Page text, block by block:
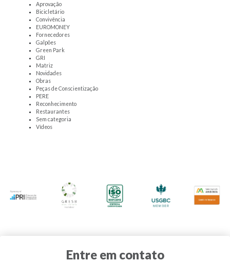
Aprovação
Bicicletário
Convivência
EUROMONEY
Fornecedores
Galpões
Green Park
GRI
Matriz
Novidades
Obras
Peças de Conscientização
PERE
Reconhecimento
Restaurantes
Sem categoria
Vídeos
Entre em contato